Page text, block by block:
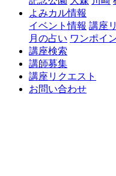
よみカル情報
イベント情報 講座
月の占い ワンポイ
講座検索
講師募集
講座リクエスト
お問い合わせ